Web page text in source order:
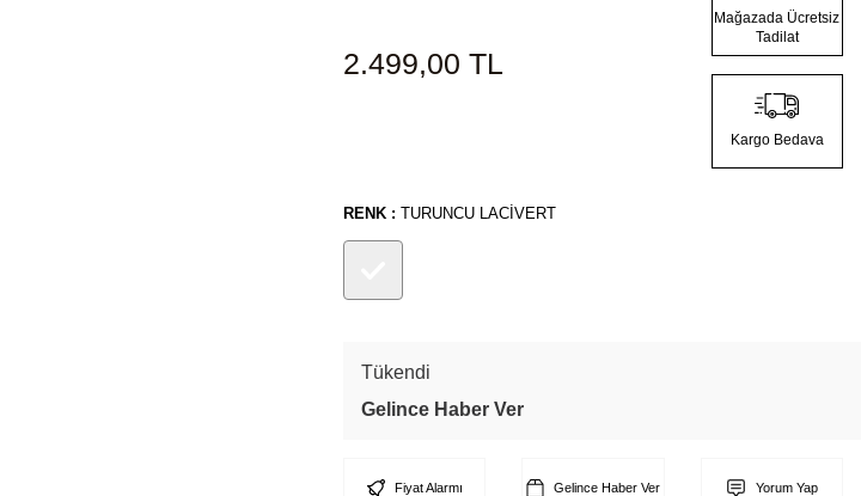
2.499,00 TL
Mağazada Ücretsiz
Tadilat
Kargo Bedava
RENK : TURUNCU LACIVERT
Tükendi
Gelince Haber Ver
Fiyat Alarmı Gelince Haber Ver Yorum Yap